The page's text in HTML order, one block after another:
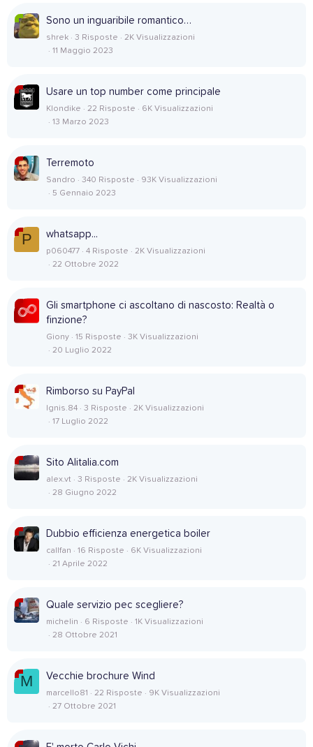
Sono un inguaribile romantico…
shrek 3 Risposte
2K Visualizzazioni
11 Maggio 2023
Usare un top number come principale
Klondike 22 Risposte
6K Visualizzazioni
13 Marzo 2023
Terremoto
Sandro 340 Risposte
93K Visualizzazioni
5 Gennaio 2023
P whatsapp...
p060477 4 Risposte
2K Visualizzazioni
22 Ottobre 2022
Gli smartphone ci ascoltano di nascosto: Realtà o
finzione?
Giony 15 Risposte
3K Visualizzazioni
20 Luglio 2022
Rimborso su PayPal
Ignis.84 3 Risposte
2K Visualizzazioni
17 Luglio 2022
Sito Alitalia.com
alex.vt 3 Risposte
2K Visualizzazioni
28 Giugno 2022
Dubbio efficienza energetica boiler
callfan 16 Risposte
6K Visualizzazioni
21 Aprile 2022
Quale servizio pec scegliere?
michelin 6 Risposte
1K Visualizzazioni
28 Ottobre 2021
M Vecchie brochure Wind
marcello81 22 Risposte
9K Visualizzazioni
27 Ottobre 2021